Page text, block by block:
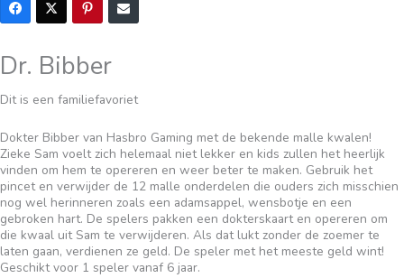
Dr. Bibber
Dit is een familiefavoriet
Dokter Bibber van Hasbro Gaming met de bekende malle kwalen!
Zieke Sam voelt zich helemaal niet lekker en kids zullen het heerlijk
vinden om hem te opereren en weer beter te maken. Gebruik het
pincet en verwijder de 12 malle onderdelen die ouders zich misschien
nog wel herinneren zoals een adamsappel, wensbotje en een
gebroken hart. De spelers pakken een dokterskaart en opereren om
die kwaal uit Sam te verwijderen. Als dat lukt zonder de zoemer te
laten gaan, verdienen ze geld. De speler met het meeste geld wint!
Geschikt voor 1 speler vanaf 6 jaar.